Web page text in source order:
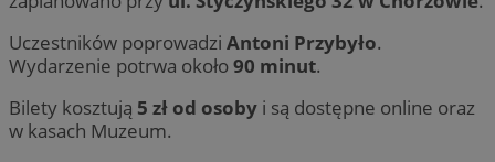
Uczestników poprowadzi Antoni Przybyło.
Wydarzenie potrwa około90 minut.
Bilety kosztują 5 zł od osoby i są dostępne online oraz
w kasach Muzeum.